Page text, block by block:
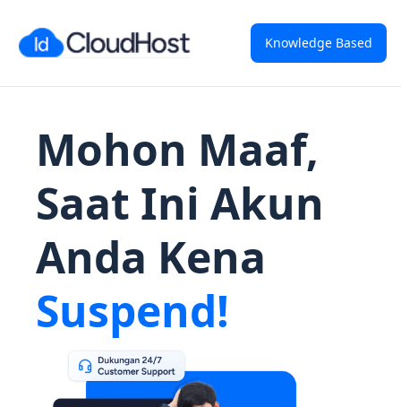
Knowledge Based
Mohon Maaf,
Saat Ini Akun
Anda Kena
Suspend!